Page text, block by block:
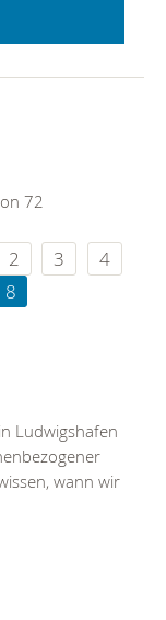
72
2 3
4
8
Ludwigshafen
wann wir